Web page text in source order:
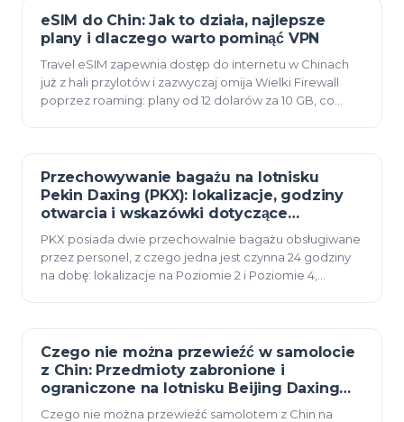
11 czerwca 2026
eSIM do Chin: Jak to działa, najlepsze
plany i dlaczego warto pominąć VPN
Travel eSIM zapewnia dostęp do internetu w Chinach
już z hali przylotów i zazwyczaj omija Wielki Firewall
poprzez roaming: plany od 12 dolarów za 10 GB, co
10 czerwca 2026
Przechowywanie bagażu na lotnisku
Pekin Daxing (PKX): lokalizacje, godziny
otwarcia i wskazówki dotyczące
transportu
PKX posiada dwie przechowalnie bagażu obsługiwane
przez personel, z czego jedna jest czynna 24 godziny
na dobę: lokalizacje na Poziomie 2 i Poziomie 4,
09 czerwca 2026
Czego nie można przewieźć w samolocie
z Chin: Przedmioty zabronione i
ograniczone na lotnisku Beijing Daxing
(PKX)
Czego nie można przewieźć samolotem z Chin na